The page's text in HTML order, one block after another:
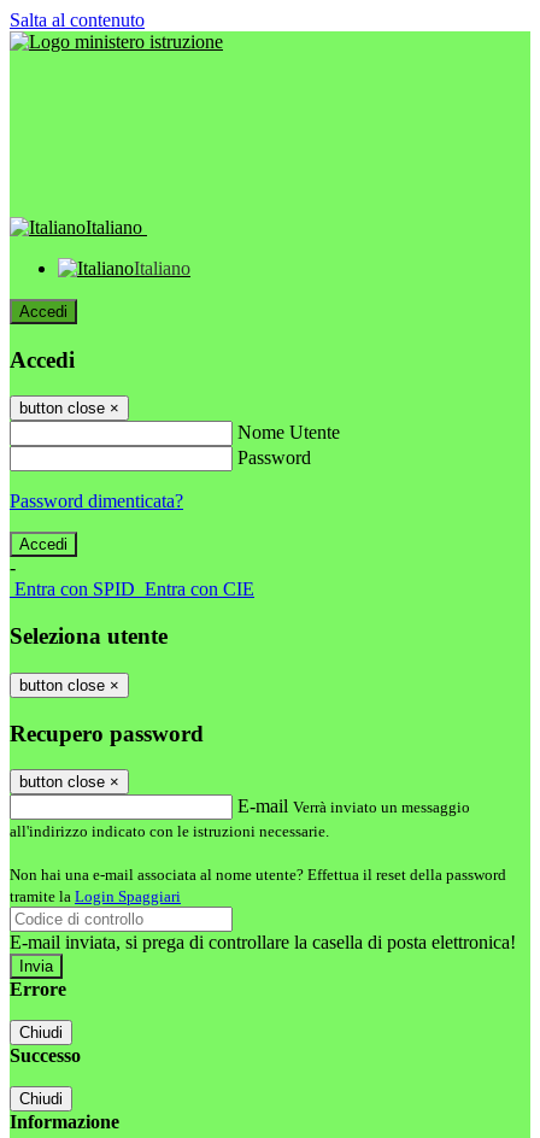
Salta al contenuto
Italiano
Italiano
Accedi
Accedi
button close ×
Nome Utente
Password
Password dimenticata?
-
Entra con SPID Entra con CIE
Seleziona utente
button close ×
Recupero password
button close ×
E-mail Verrà inviato un messaggio
all'indirizzo indicato con le istruzioni necessarie.
Non hai una e-mail associata al nome utente? Effettua il reset della password
tramite la Login Spaggiari
E-mail inviata, si prega di controllare la casella di posta elettronica!
Errore
Chiudi
Successo
Chiudi
Informazione